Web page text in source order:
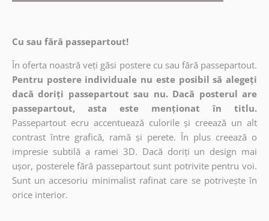
Cu sau fără passepartout!
În oferta noastră veți găsi postere cu sau fără passepartout.
Pentru postere individuale nu este posibil să alegeți
dacă doriți passepartout sau nu. Dacă posterul are
passepartout, asta este menționat în titlu.
Passepartout ecru accentuează culorile și creează un alt
contrast între grafică, ramă și perete. În plus creează o
impresie subtilă a ramei 3D. Dacă doriți un design mai
ușor, posterele fără passepartout sunt potrivite pentru voi.
Sunt un accesoriu minimalist rafinat care se potrivește în
orice interior.